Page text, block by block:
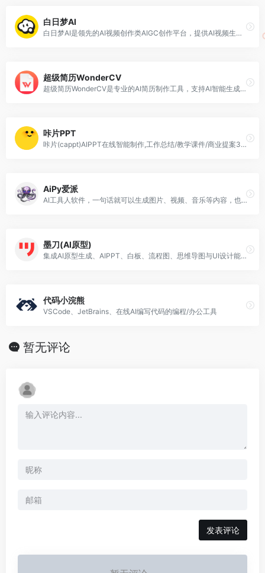
白日梦AI
白日梦AI是领先的AI视频创作类AIGC创作平台，提供AI视频生成、AI视频编辑、AI视频制作等服务，帮助用户快速创作出高质量的AI视频内容。
超级简历WonderCV
超级简历WonderCV是专业的AI简历制作工具，支持AI智能生成简历内容、一键优化措辞、智能纠错
咔片PPT
咔片(cappt)AIPPT在线智能制作,工作总结/教学课件/商业提案3分钟搞定,10万+场景模板一键替换,AI自动排版+多格式导出,支持在线编辑,一键生成PPT,咔片ppt制作网站基础功能永久免费使用！
AiPy爱派
AI工具人软件，一句话就可以生成图片、视频、音乐等内容，也可以一句话解决各种问题
墨刀(AI原型)
集成AI原型生成、AIPPT、白板、流程图、思维导图与UI设计能力，支持Axure/Sketch/Figma文件导入，帮助产品、设计、研发团队在云端高效协作，注册即可免费试用。
代码小浣熊
VSCode、JetBrains、在线AI编写代码的编程/办公工具
暂无评论
发表评论